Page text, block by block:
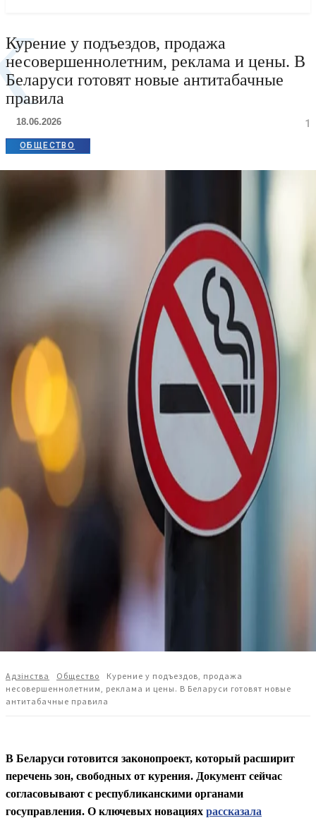
Курение у подъездов, продажа
несовершеннолетним, реклама и цены. В
Беларуси готовят новые антитабачные
правила
18.06.2026 1
ОБЩЕСТВО
Адзiнства Общество
Курение у подъездов, продажа
несовершеннолетним, реклама и цены. В Беларуси готовят новые
антитабачные правила
В Беларуси готовится законопроект, который расширит
перечень зон, свободных от курения. Документ сейчас
согласовывают с республиканскими органами
госуправления. О ключевых новациях рассказала